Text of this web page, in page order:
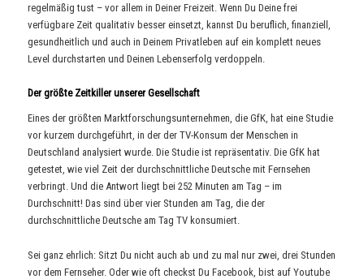
regelmäßig tust – vor allem in Deiner Freizeit. Wenn Du Deine frei
verfügbare Zeit qualitativ besser einsetzt, kannst Du beruflich, finanziell,
gesundheitlich und auch in Deinem Privatleben auf ein komplett neues
Level durchstarten und Deinen Lebenserfolg verdoppeln.
Der größte Zeitkiller unserer Gesellschaft
Eines der größten Marktforschungsunternehmen, die GfK, hat eine Studie
vor kurzem durchgeführt, in der der TV-Konsum der Menschen in
Deutschland analysiert wurde. Die Studie ist repräsentativ. Die GfK hat
getestet, wie viel Zeit der durchschnittliche Deutsche mit Fernsehen
verbringt. Und die Antwort liegt bei 252 Minuten am Tag – im
Durchschnitt! Das sind über vier Stunden am Tag, die der
durchschnittliche Deutsche am Tag TV konsumiert.
Sei ganz ehrlich: Sitzt Du nicht auch ab und zu mal nur zwei, drei Stunden
vor dem Fernseher. Oder wie oft checkst Du Facebook, bist auf Youtube